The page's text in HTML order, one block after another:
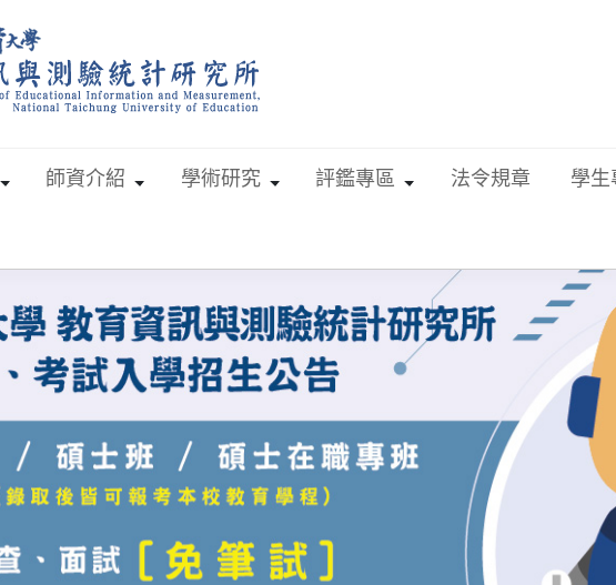
師資介紹 學術研究 評鑑專區 法令規章 學生